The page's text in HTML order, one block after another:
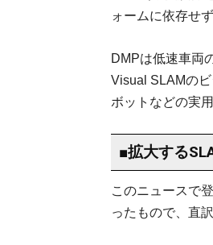
ォームに依存せ
DMPは低速車両
Visual SLAMのビ
ボットなどの実
■拡大する
このニュースで
ったもので、直